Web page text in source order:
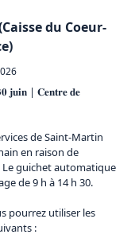
du Coeur-
| 𝐂𝐞𝐧𝐭𝐫𝐞 𝐝𝐞
de Saint-Martin
en raison de
guichet automatique
de 9 h à 14 h 30.
pourrez utiliser les
: